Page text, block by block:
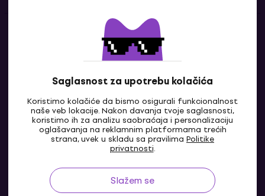
Saglasnost za upotrebu kolačića
Koristimo kolačiće da bismo osigurali funkcionalnost
naše veb lokacije. Nakon davanja tvoje saglasnosti,
koristimo ih za analizu saobraćaja i personalizaciju
oglašavanja na reklamnim platformama trećih
strana, uvek u skladu sa pravilima Politike
privatnosti.
Slažem se
Kontakti
Kontaktiraj nas
BA